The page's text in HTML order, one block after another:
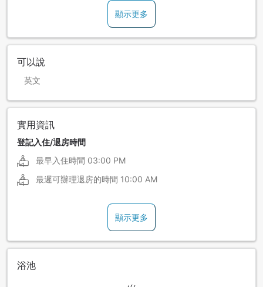
顯示更多
可以說
英文
實用資訊
登記入住/退房時間
最早入住時間 03:00 PM
最遲可辦理退房的時間 10:00 AM
顯示更多
浴池